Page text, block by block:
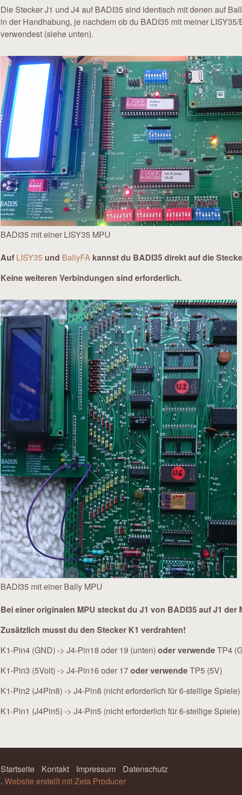
Die Stecker J1 und J4 auf BADI35 sind identisch mit denen auf
in der Handhabung, je nachdem ob du BADI35 mit meiner
verwendest (siehe unten).
BADI35 mit einer LISY35 MPU
Auf LISY35 und BallyFA kannst du BADI35 direkt auf die
Keine weiteren Verbindungen sind erforderlich.
BADI35 mit einer Bally MPU
Bei einer originalen MPU steckst du J1 von BADI35 auf J1 der
Zusätzlich musst du den Stecker K1 verdrahten!
K1-Pin4 (GND) -> J4-Pin18 oder 19 (unten) oder verwendeTP4
K1-Pin3 (5Volt) -> J4-Pin16 oder 17oder verwendeTP5 (5V)
K1-Pin2 (J4Pin8) -> J4-Pin8 (nicht erforderlich für 6-stellige Spiele)
K1-Pin1 (J4Pin5) -> J4-Pin5 (nicht erforderlich für 6-stellige Spiele)
Startseite Kontakt Impressum
Datenschutz
. Website erstellt mit Zeta Producer